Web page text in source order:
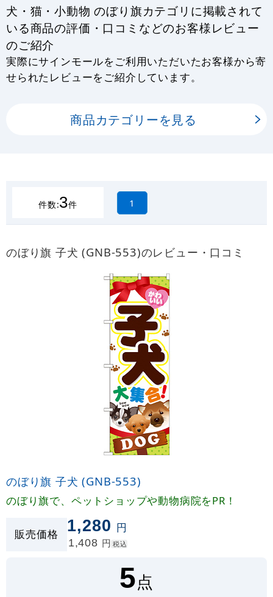
犬・猫・小動物 のぼり旗カテゴリに掲載されて
いる商品の評価・口コミなどのお客様レビュー
のご紹介
実際にサインモールをご利用いただいたお客様から寄
せられたレビューをご紹介しています。
商品カテゴリーを見る
件数:3件 1
のぼり旗 子犬 (GNB-553)のレビュー・口コミ
のぼり旗 子犬 (GNB-553)
のぼり旗で、ペットショップや動物病院をPR！
販売価格 1,280 円
1,408 円 税込
5点